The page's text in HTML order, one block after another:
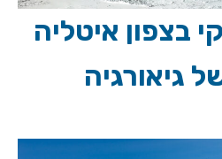
בצפון איטליה
גיאורגיה